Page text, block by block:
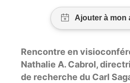
Rencontre en
Nathalie A. Cabrol,
de recherche du Carl